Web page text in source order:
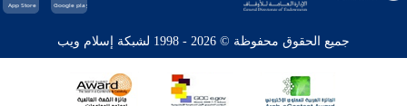
جميع الحقوق محفوظة © 2026 - 1998 لشبكة إسلام ويب